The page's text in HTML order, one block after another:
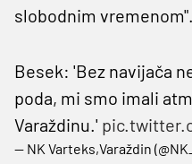
slobodnim vremenom".
Besek: 'Bez navijača
poda, mi smo imali
Varaždinu.'
— NK Varteks,Varaždin